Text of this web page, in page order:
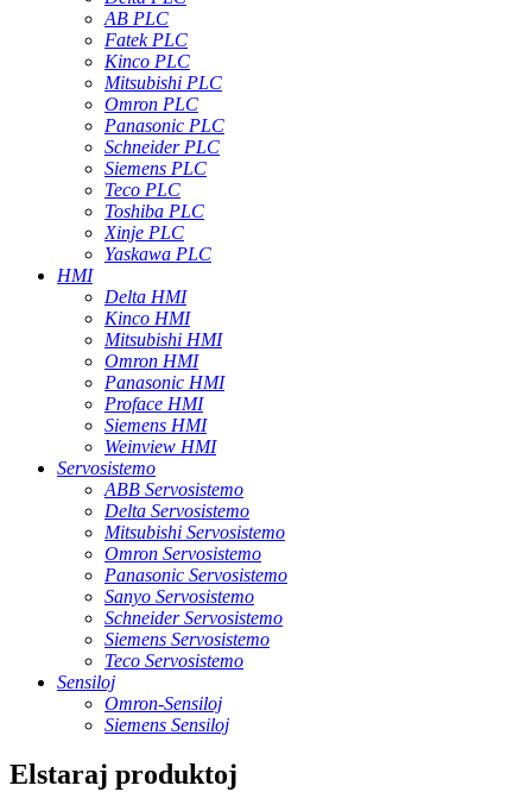
AB PLC
Fatek PLC
Kinco PLC
Mitsubishi PLC
Omron PLC
Panasonic PLC
Schneider PLC
Siemens PLC
Teco PLC
Toshiba PLC
Xinje PLC
Yaskawa PLC
HMI
Delta HMI
Kinco HMI
Mitsubishi HMI
Omron HMI
Panasonic HMI
Proface HMI
Siemens HMI
Weinview HMI
Servosistemo
ABB Servosistemo
Delta Servosistemo
Mitsubishi Servosistemo
Omron Servosistemo
Panasonic Servosistemo
Sanyo Servosistemo
Schneider Servosistemo
Siemens Servosistemo
Teco Servosistemo
Sensiloj
Omron-Sensiloj
Siemens Sensiloj
Elstaraj produktoj